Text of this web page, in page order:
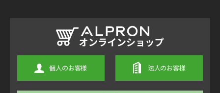
個人のお客様 法人のお客様